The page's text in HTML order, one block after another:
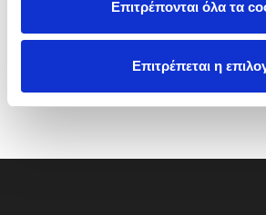
Επιτρέπονται όλα τα
Επιτρέπεται η